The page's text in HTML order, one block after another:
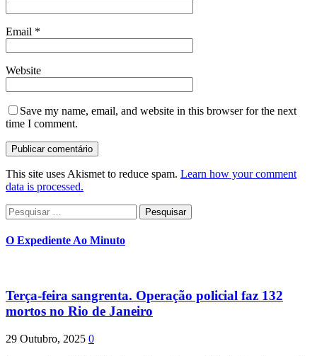
Email *
Website
Save my name, email, and website in this browser for the next
time I comment.
This site uses Akismet to reduce spam. Learn how your comment
data is processed.
Pesquisar
por:
O Expediente Ao Minuto
Terça-feira sangrenta. Operação policial faz 132
mortos no Rio de Janeiro
29 Outubro, 2025 0